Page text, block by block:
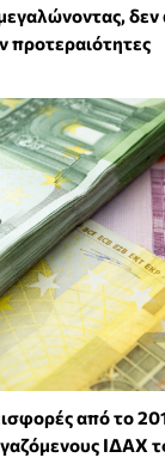
προτεραιότητες
από το
ΙΔΑΧ